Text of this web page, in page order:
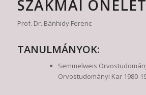
SZAKMAI
Prof. Dr. Bánhidy Ferenc
TANULMÁNYOK:
Semmelweis
Orvostudományi Kar 1980-